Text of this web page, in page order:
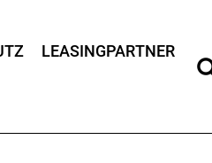
LEASINGPARTNER